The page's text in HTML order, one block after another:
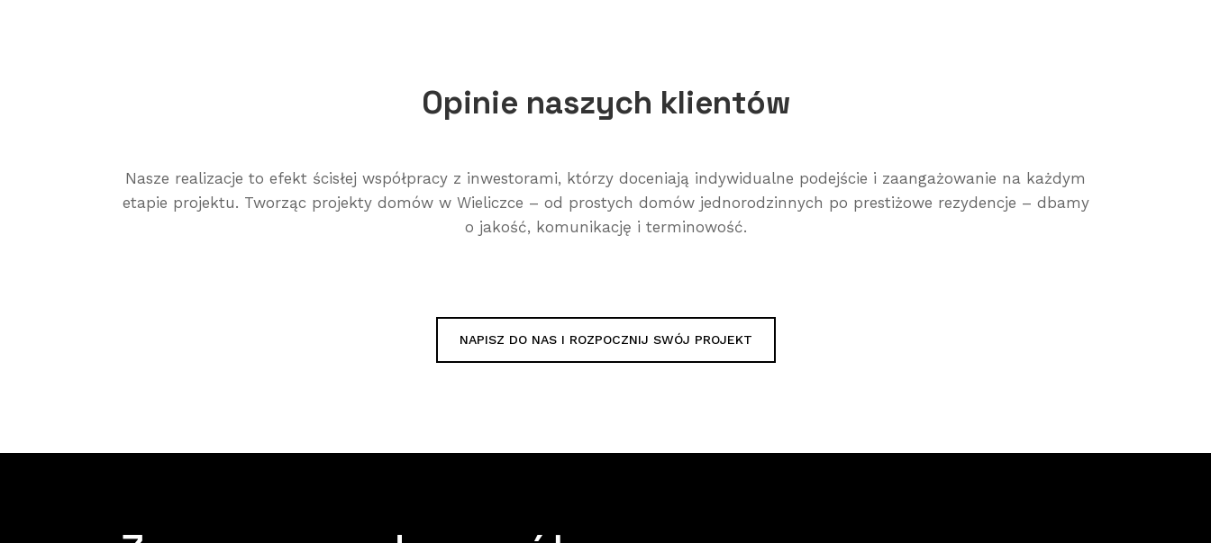
Opinie naszych klientów
Nasze realizacje to efekt ścisłej współpracy z inwestorami, którzy doceniają indywidualne podejście i zaangażowanie na każdym
etapie projektu. Tworząc projekty domów w Wieliczce – od prostych domów jednorodzinnych po prestiżowe rezydencje – dbamy
o jakość, komunikację i terminowość.
NAPISZ DO NAS I ROZPOCZNIJ SWÓJ PROJEKT